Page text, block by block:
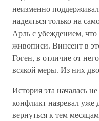
неизменно
надеяться только на
Арль с убеждением,
живописи. Винсент в
Гоген, в отличие от
всякой меры. Из них
История эта началась
конфликт назревал уже
вернуться к тем